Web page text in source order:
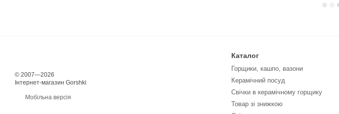
© 2007—2026
Інтернет-магазин Gorshki
Мобільна версія
Каталог
Горщики, кашпо, вазони
Керамічний посуд
Свічки в керамічному горщику
Товар зі знижкою